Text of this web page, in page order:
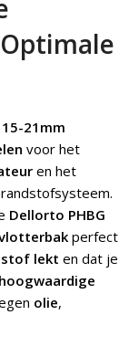
21mm
voor het
en het
Dellorto PHBG
perfect
lekt en dat je
hoogwaardige
olie,